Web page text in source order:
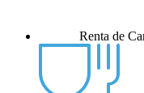
Renta de